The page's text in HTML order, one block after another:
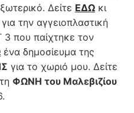
Δείτε ΕΔΩκι
την αγγειοπλαστική
που παίχτηκε τον
ένα δημοσίευμα της
για το χωριό μου. Δείτε
ΦΩΝΗ του Μαλεβιζίου